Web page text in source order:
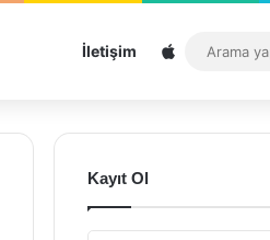
İletişim Sitemap
Kayıt Ol